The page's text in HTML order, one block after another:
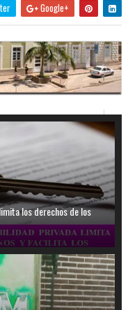
Google+
los derechos de los